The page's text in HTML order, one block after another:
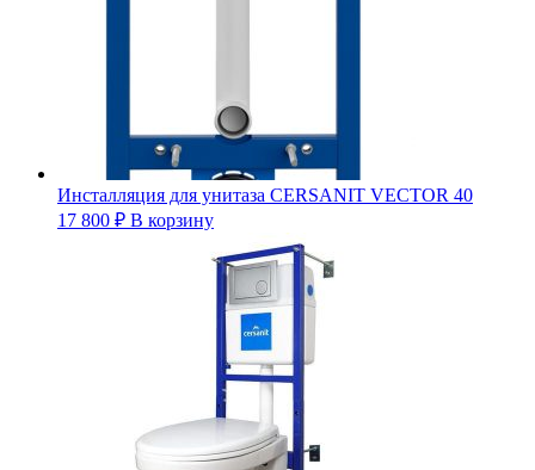
Инсталляция для унитаза CERSANIT VECTOR 40
17 800 ₽ В корзину